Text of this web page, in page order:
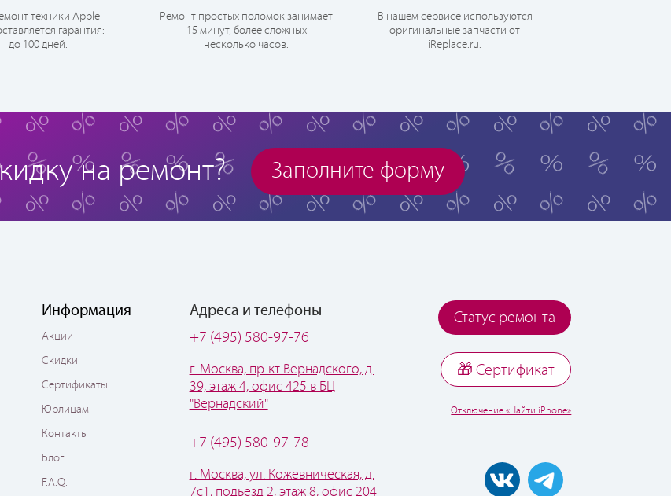
техники Apple
гарантия:
до 100 дней.
Ремонт простых поломок занимает
15 минут, более сложных
несколько часов.
В нашем сервисе используются
оригинальные запчасти от
iReplace.ru.
на ремонт? Заполните форму
Информация
Акции
Скидки
Сертификаты
Юрлицам
Контакты
Блог
F.A.Q.
Адреса и телефоны
+7 (495) 580-97-76
г. Москва, пр-кт Вернадского, д.
39, этаж 4, офис 425 в БЦ
"Вернадский"
+7 (495) 580-97-78
г. Москва, ул. Кожевническая, д.
7с1, подьезд 2, этаж 8, офис 204
Статус ремонта
🎁 Cертификат
Отключение «Найти iPhone»